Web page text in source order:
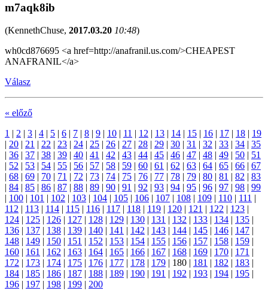
m7aqk8ib
(KennethChuse, 2017.03.20 10:48)
wh0cd876695 <a href=http://anafranil.us.com/>CHEAPEST
ANAFRANIL</a>
Válasz
« előző
1 | 2 | 3 | 4 | 5 | 6 | 7 | 8 | 9 | 10 | 11 | 12 | 13 | 14 | 15 | 16 | 17 | 18 | 19
| 20 | 21 | 22 | 23 | 24 | 25 | 26 | 27 | 28 | 29 | 30 | 31 | 32 | 33 | 34 | 35
| 36 | 37 | 38 | 39 | 40 | 41 | 42 | 43 | 44 | 45 | 46 | 47 | 48 | 49 | 50 | 51
| 52 | 53 | 54 | 55 | 56 | 57 | 58 | 59 | 60 | 61 | 62 | 63 | 64 | 65 | 66 | 67
| 68 | 69 | 70 | 71 | 72 | 73 | 74 | 75 | 76 | 77 | 78 | 79 | 80 | 81 | 82 | 83
| 84 | 85 | 86 | 87 | 88 | 89 | 90 | 91 | 92 | 93 | 94 | 95 | 96 | 97 | 98 | 99
| 100 | 101 | 102 | 103 | 104 | 105 | 106 | 107 | 108 | 109 | 110 | 111 |
112 | 113 | 114 | 115 | 116 | 117 | 118 | 119 | 120 | 121 | 122 | 123 |
124 | 125 | 126 | 127 | 128 | 129 | 130 | 131 | 132 | 133 | 134 | 135 |
136 | 137 | 138 | 139 | 140 | 141 | 142 | 143 | 144 | 145 | 146 | 147 |
148 | 149 | 150 | 151 | 152 | 153 | 154 | 155 | 156 | 157 | 158 | 159 |
160 | 161 | 162 | 163 | 164 | 165 | 166 | 167 | 168 | 169 | 170 | 171 |
172 | 173 | 174 | 175 | 176 | 177 | 178 | 179 | 180 | 181 | 182 | 183 |
184 | 185 | 186 | 187 | 188 | 189 | 190 | 191 | 192 | 193 | 194 | 195 |
196 | 197 | 198 | 199 | 200